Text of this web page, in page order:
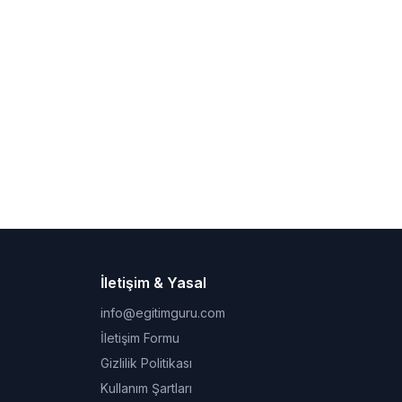
İletişim & Yasal
info@egitimguru.com
İletişim Formu
Gizlilik Politikası
Kullanım Şartları